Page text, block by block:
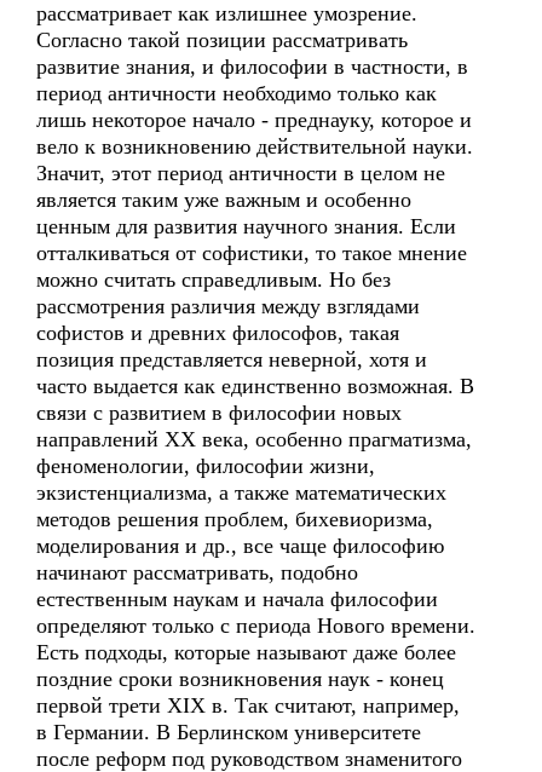
рассматривает как излишнее умозрение.
Согласно такой позиции рассматривать
развитие знания, и философии в частности, в
период античности необходимо только как
лишь некоторое начало - преднауку, которое и
вело к возникновению действительной науки.
Значит, этот период античности в целом не
является таким уже важным и особенно
ценным для развития научного знания. Если
отталкиваться от софистики, то такое мнение
можно считать справедливым. Но без
рассмотрения различия между взглядами
софистов и древних философов, такая
позиция представляется неверной, хотя и
часто выдается как единственно возможная. В
связи с развитием в философии новых
направлений XX века, особенно прагматизма,
феноменологии, философии жизни,
экзистенциализма, а также математических
методов решения проблем, бихевиоризма,
моделирования и др., все чаще философию
начинают рассматривать, подобно
естественным наукам и начала философии
определяют только с периода Нового времени.
Есть подходы, которые называют даже более
поздние сроки возникновения наук - конец
первой трети XIX в. Так считают, например,
в Германии. В Берлинском университете
после реформ под руководством знаменитого